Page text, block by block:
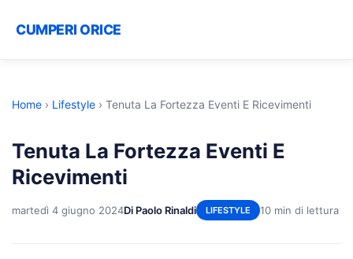
CUMPERI ORICE
Home › Lifestyle › Tenuta La Fortezza Eventi E Ricevimenti
Tenuta La Fortezza Eventi E
Ricevimenti
martedì 4 giugno 2024Di Paolo Rinaldi LIFESTYLE 10 min di lettura